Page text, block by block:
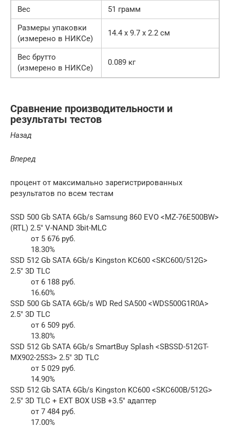
Вес
51 грамм
Размеры упаковки
(измерено в НИКСе)
14.4 x 9.7 x 2.2 см
Вес брутто
(измерено в НИКСе)
0.089 кг
Сравнение производительности и
результаты тестов
Назад
Вперед
процент от максимально зарегистрированных
результатов по всем тестам
SSD 500 Gb SATA 6Gb/s Samsung 860 EVO <MZ-76E500BW>
(RTL) 2.5″ V-NAND 3bit-MLC
от 5 676 руб.
18.30%
SSD 512 Gb SATA 6Gb/s Kingston KC600 <SKC600/512G>
2.5″ 3D TLC
от 6 188 руб.
16.60%
SSD 500 Gb SATA 6Gb/s WD Red SA500 <WDS500G1R0A>
2.5″ 3D TLC
от 6 509 руб.
13.80%
SSD 512 Gb SATA 6Gb/s SmartBuy Splash <SBSSD-512GT-
MX902-25S3> 2.5″ 3D TLC
от 5 029 руб.
14.90%
SSD 512 Gb SATA 6Gb/s Kingston KC600 <SKC600B/512G>
2.5″ 3D TLC + EXT BOX USB +3.5″ адаптер
от 7 484 руб.
17.00%